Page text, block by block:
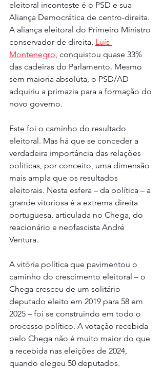
eleitoral inconteste é o PSD e sua
Aliança Democrática de centro-direita.
A aliança eleitoral do Primeiro Ministro
conservador de direita, Luís
Montenegro, conquistou quase 33%
das cadeiras do Parlamento. Mesmo
sem maioria absoluta, o PSD/AD
adquiriu a primazia para a formação do
novo governo.
Este foi o caminho do resultado
eleitoral. Mas há que se conceder a
verdadeira importância das relações
políticas, por conceito, uma dimensão
mais ampla que os resultados
eleitorais. Nesta esfera – da política – a
grande vitoriosa é a extrema direita
portuguesa, articulada no Chega, do
reacionário e neofascista André
Ventura.
A vitória política que pavimentou o
caminho do crescimento eleitoral – o
Chega cresceu de um solitário
deputado eleito em 2019 para 58 em
2025 – foi se construindo em todo o
processo político. A votação recebida
pelo Chega não é muito maior do que
a recebida nas eleições de 2024,
quando elegeu 50 deputados.